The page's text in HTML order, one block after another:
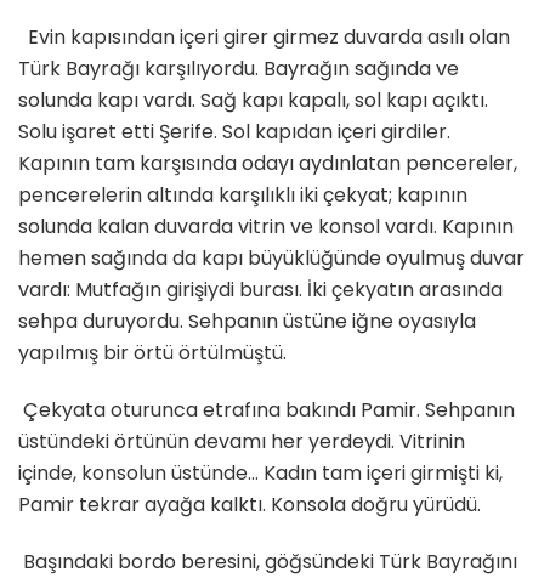
Evin kapısından içeri girer girmez duvarda asılı olan
Türk Bayrağı karşılıyordu. Bayrağın sağında ve
solunda kapı vardı. Sağ kapı kapalı, sol kapı açıktı.
Solu işaret etti Şerife. Sol kapıdan içeri girdiler.
Kapının tam karşısında odayı aydınlatan pencereler,
pencerelerin altında karşılıklı iki çekyat; kapının
solunda kalan duvarda vitrin ve konsol vardı. Kapının
hemen sağında da kapı büyüklüğünde oyulmuş duvar
vardı: Mutfağın girişiydi burası. İki çekyatın arasında
sehpa duruyordu. Sehpanın üstüne iğne oyasıyla
yapılmış bir örtü örtülmüştü.
Çekyata oturunca etrafına bakındı Pamir. Sehpanın
üstündeki örtünün devamı her yerdeydi. Vitrinin
içinde, konsolun üstünde… Kadın tam içeri girmişti ki,
Pamir tekrar ayağa kalktı. Konsola doğru yürüdü.
Başındaki bordo beresini, göğsündeki Türk Bayrağını